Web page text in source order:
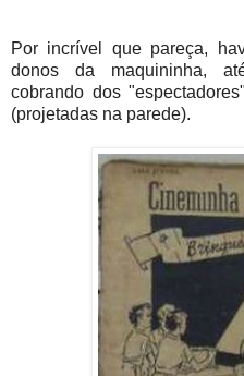
Por incrível que pareça,
donos da maquininha,
cobrando dos
(projetadas na parede).